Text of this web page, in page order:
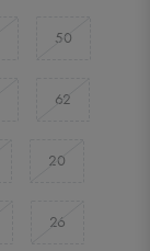
50
62
20
26